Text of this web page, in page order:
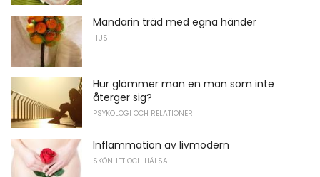
Mandarin träd med egna händer
HUS
Hur glömmer man en man som inte
återger sig?
PSYKOLOGI OCH RELATIONER
Inflammation av livmodern
SKÖNHET OCH HÄLSA